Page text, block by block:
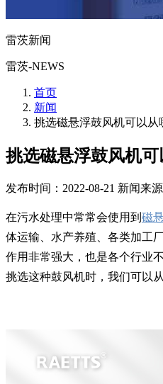
雷茨新闻
雷茨-NEWS
首页
新闻
挑选磁悬浮鼓风机可以从
挑选磁悬浮鼓风机
发布时间：2022-08-21 新闻来
在污水处理中常常会使用到 磁
体运输、水产养殖、各类加工
作用非常强大，也是各个行业
挑选这种鼓风机时，我们可以